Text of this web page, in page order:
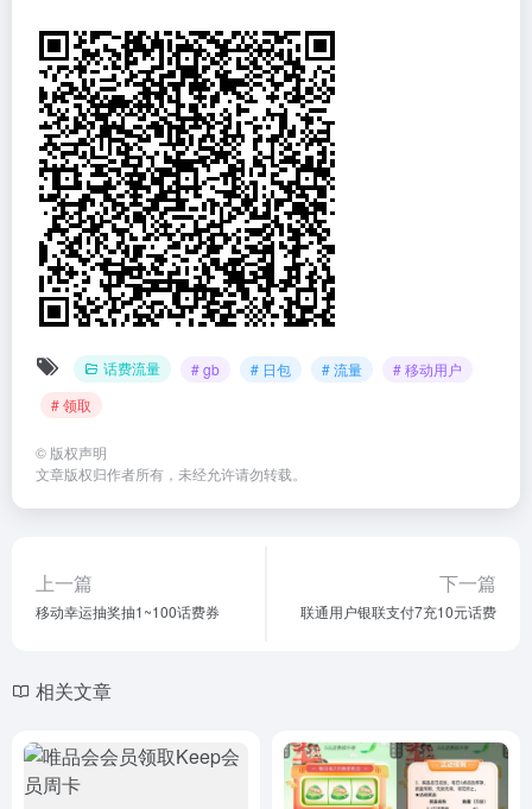
话费流量 # gb # 日包 # 流量
# 移动用户
# 领取
© 版权声明
文章版权归作者所有，未经允许请勿转载。
上一篇
移动幸运抽奖抽1~100话费券
下一篇
联通用户银联支付7充10元话费
相关文章